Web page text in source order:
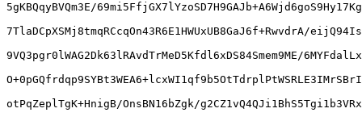
5gKBQqyBVQm3E/
7TlaDCpXSMj8tmqRCcqOn43R6E1HWUxUB8GaJ6f+RwvdrA/
9VQ3pgr0lWAG2Dk63lRAvdTrMeD5Kfdl6xDS84Smem9ME/
otPqZeplTgK+HnigB/OnsBN16bZgk/